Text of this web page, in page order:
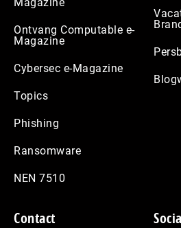
Ontvang Computable e-
Magazine
Cybersec e-Magazine
Topics
Phishing
Ransomware
NEN 7510
Contact